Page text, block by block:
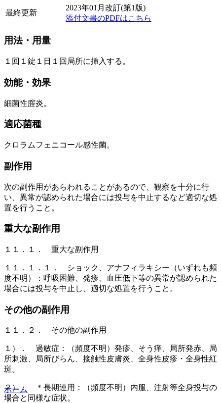
最終更新
2023年01月改訂(第1版)
添付文書のPDFはこちら
用法・用量
１回１錠１日１回局所に挿入する。
効能・効果
細菌性腟炎。
適応菌種
クロラムフェニコール感性菌。
副作用
次の副作用があらわれることがあるので、観察を十分に行
い、異常が認められた場合には投与を中止するなど適切な処
置を行うこと。
重大な副作用
１１．１． 重大な副作用
１１．１．１． ショック、アナフィラキシー（いずれも頻
度不明）：呼吸困難、発疹、血圧低下等の異常が認められた
場合には投与を中止し、適切な処置を行うこと。
その他の副作用
１１．２． その他の副作用
１）． 過敏症：（頻度不明）発疹、そう痒、局所発赤、局
所刺激、局所びらん、接触性皮膚炎、全身性皮疹・全身性紅
斑。
２）． ＊長期連用：（頻度不明）内服、注射等全身投与の
場合と同様な症状。
ホーム